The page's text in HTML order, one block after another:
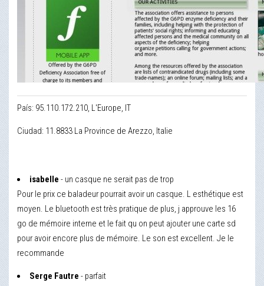
País: 95.110.172.210, L'Europe, IT
Ciudad: 11.8833 La Province de Arezzo, Italie
isabelle - un casque ne serait pas de trop
Pour le prix ce baladeur pourrait avoir un casque. L esthétique est
moyen. Le bluetooth est très pratique de plus, j approuve les 16
go de mémoire interne et le fait qu on peut ajouter une carte sd
pour avoir encore plus de mémoire. Le son est excellent. Je le
recommande
Serge Fautre - parfait